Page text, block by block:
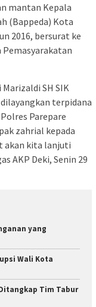
mantan Kepala
(Bappeda) Kota
2016, bersurat ke
SH SIK
terpidana
Parepare
zahrial kepada
akan kita lanjuti
AKP Deki, Senin 29
yang
Wali Kota
Tim Tabur